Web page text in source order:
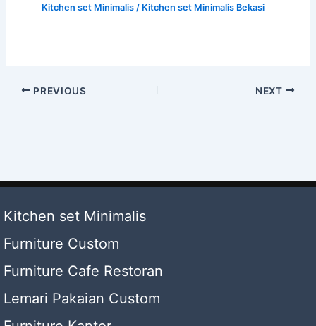
Kitchen set Minimalis/ Kitchen set Minimalis Bekasi
PREVIOUS NEXT
Kitchen set Minimalis
Furniture Custom
Furniture Cafe Restoran
Lemari Pakaian Custom